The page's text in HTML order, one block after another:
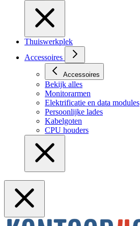
Thuiswerkplek
Accessoires
Accessoires
Bekijk alles
Monitorarmen
Elektrificatie en data modules
Persoonlijke lades
Kabelgoten
CPU houders